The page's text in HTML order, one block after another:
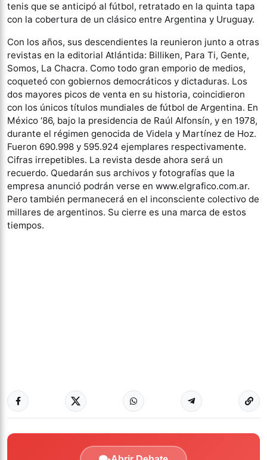
tenis que se anticipó al fútbol, retratado en la quinta tapa
con la cobertura de un clásico entre Argentina y Uruguay.
Con los años, sus descendientes la reunieron junto a otras
revistas en la editorial Atlántida: Billiken, Para Ti, Gente,
Somos, La Chacra. Como todo gran emporio de medios,
coqueteó con gobiernos democráticos y dictaduras. Los
dos mayores picos de venta en su historia, coincidieron
con los únicos títulos mundiales de fútbol de Argentina. En
México ‘86, bajo la presidencia de Raúl Alfonsín, y en 1978,
durante el régimen genocida de Videla y Martínez de Hoz.
Fueron 690.998 y 595.924 ejemplares respectivamente.
Cifras irrepetibles. La revista desde ahora será un
recuerdo. Quedarán sus archivos y fotografías que la
empresa anunció podrán verse en www.elgrafico.com.ar.
Pero también permanecerá en el inconsciente colectivo de
millares de argentinos. Su cierre es una marca de estos
tiempos.